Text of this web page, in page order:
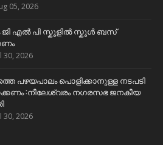
05, 2026
ജി എൽ പി സ്കൂളിൽ സ്കൂൾ ബസ്
30, 2026
പഴയപാലം പൊളിക്കാനുള്ള നടപടി
:നീലേശ്വരം നഗരസഭ ജനകീയ
30, 2026